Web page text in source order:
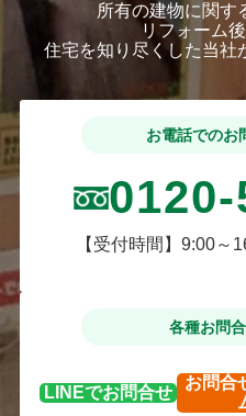
所有の建物に関す
リフォーム
住宅を知り尽くした当社
お電話でのお
【受付時間】9:00
各種お問
LINEでお問合せ
お問合